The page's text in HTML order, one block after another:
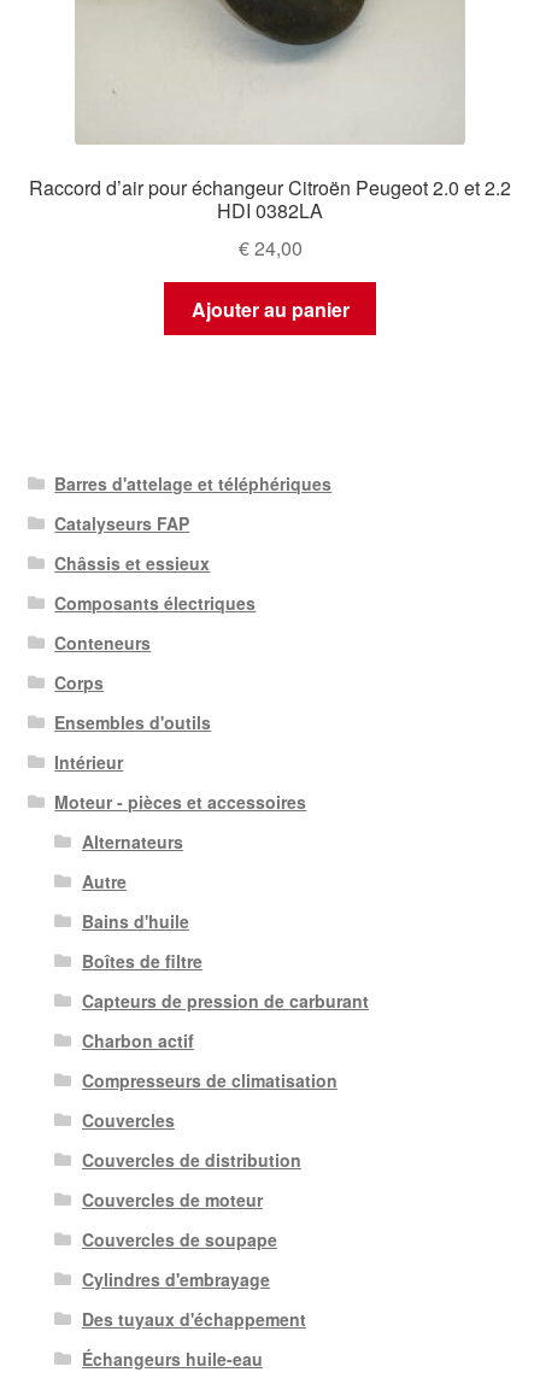
Raccord d’air pour échangeur Citroën Peugeot 2.0 et 2.2
HDI 0382LA
€24,00
Ajouter au panier
Barres d'attelage et téléphériques
Catalyseurs FAP
Châssis et essieux
Composants électriques
Conteneurs
Corps
Ensembles d'outils
Intérieur
Moteur - pièces et accessoires
Alternateurs
Autre
Bains d'huile
Boîtes de filtre
Capteurs de pression de carburant
Charbon actif
Compresseurs de climatisation
Couvercles
Couvercles de distribution
Couvercles de moteur
Couvercles de soupape
Cylindres d'embrayage
Des tuyaux d'échappement
Échangeurs huile-eau